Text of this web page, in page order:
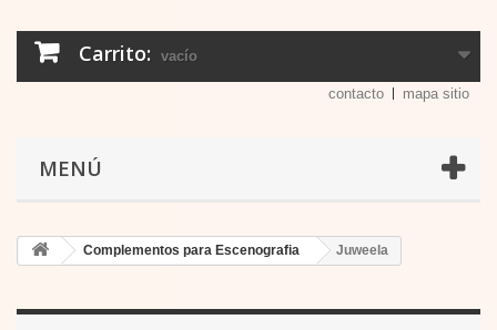
Carrito: vacío
contacto mapa sitio
MENÚ
Complementos para Escenografia Juweela